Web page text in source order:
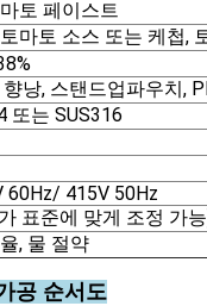
토 페이스트
마토 소스 또는 케첩,
낭, 스탠드업파우치,
또는 SUS316
60Hz/ 415V 50Hz
표준에 맞게 조정 가
, 물 절약
공 순서도